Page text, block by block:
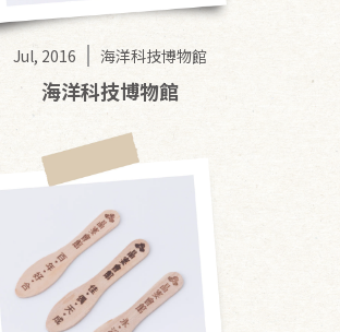
Jul, 2016 海洋科技博物館
海洋科技博物館